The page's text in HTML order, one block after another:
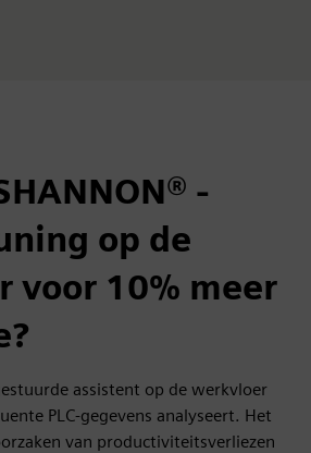
-
op de
voor 10% meer
assistent op de werkvloer
PLC-gegevens analyseert. Het
van productiviteitsverliezen